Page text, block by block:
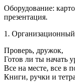
Оборудование:
презентация.
1.
Проверь, дружок,
Готов ли ты начать
Все на месте, все в
Книги, ручки и